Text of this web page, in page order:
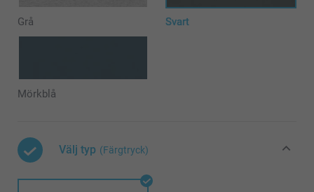
Grå Svart
Mörkblå
Välj typ (Färgtryck)